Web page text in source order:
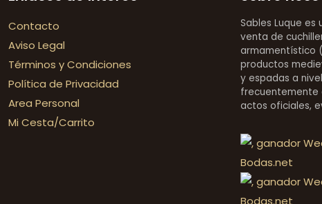
Contacto
Aviso Legal
Términos y Condiciones
Política de Privacidad
Area Personal
Mi Cesta/Carrito
Sables Luque
venta de
armamentístico
productos
y espadas a
frecuentemente
actos oficiales,